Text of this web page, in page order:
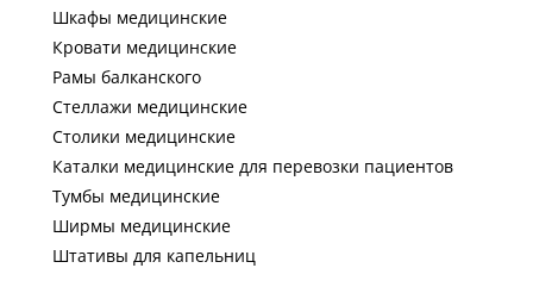
Шкафы медицинские
Кровати медицинские
Рамы балканского
Стеллажи медицинские
Столики медицинские
Каталки медицинские для перевозки пациентов
Тумбы медицинские
Ширмы медицинские
Штативы для капельниц